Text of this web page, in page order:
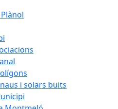
i solars buits